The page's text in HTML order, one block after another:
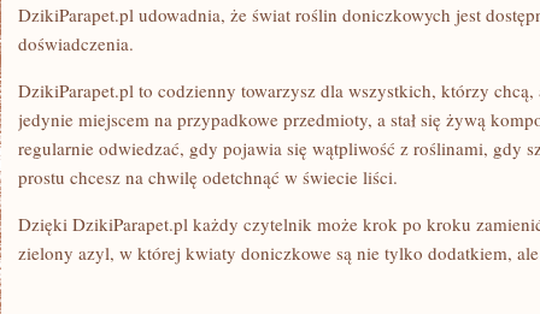
DzikiParapet.pl udowadnia, że świat roślin doniczkowych jest
doświadczenia.
DzikiParapet.pl to codzienny towarzysz dla wszystkich, którzy chcą,
jedynie miejscem na przypadkowe przedmioty, a stał się żywą
regularnie odwiedzać, gdy pojawia się wątpliwość z roślinami, gdy
prostu chcesz na chwilę odetchnąć w świecie liści.
Dzięki DzikiParapet.pl każdy czytelnik może krok po kroku
zielony azyl, w której kwiaty doniczkowe są nie tylko dodatkiem,